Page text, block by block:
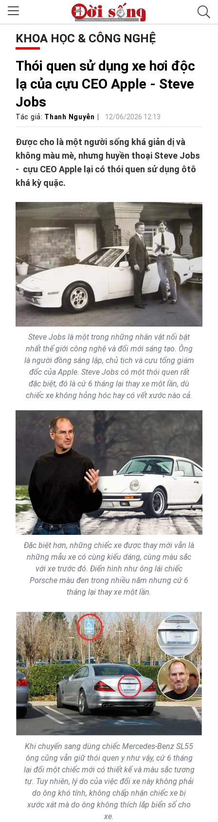
KHOA HỌC & CÔNG NGHỆ
Thói quen sử dụng xe hơi độc
lạ của cựu CEO Apple - Steve
Jobs
Tác giả: Thanh Nguyễn 12/06/2026 12:13
Được cho là một người sống khá giản dị và
không màu mè, nhưng huyền thoại Steve Jobs
- cựu CEO Apple lại có thói quen sử dụng ôtô
khá kỳ quặc.
Steve Jobs là một trong những nhân vật nổi bật
nhất thế giới công nghệ và đổi mới sáng tạo. Ông
là người đồng sáng lập, chủ tịch và cựu tổng giám
đốc của Apple. Steve Jobs có một thói quen rất
đặc biệt, đó là cứ 6 tháng lại thay xe một lần, dù
chiếc xe không hỏng hóc hay có vết xước nào cả.
Đặc biệt hơn, những chiếc xe được thay mới vẫn là
những mẫu xe có cùng kiểu dáng, cùng màu sắc
với xe trước đó. Điển hình như ông lái chiếc
Porsche màu đen trong nhiều năm nhưng cứ 6
tháng lại thay xe một lần.
Khi chuyển sang dùng chiếc Mercedes-Benz SL55
ông cũng vẫn giữ thói quen y như vậy, cứ 6 tháng
lại đổi một chiếc mới có thiết kế và màu sắc tương
tự. Tuy nhiên, lý do của việc đổi xe này không phải
do ông khó tính, không chấp nhận chiếc xe bị
xước xát mà do ông không thích lắp biển số cho
xe.